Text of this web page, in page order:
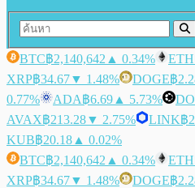
BTC฿2,140,642 ▲ 0.34% ETH
XRP฿34.67▼ 1.48% DOGE฿
0.77%
ADA฿6.69 ▲ 5.73%
AVAX฿213.28▼ 2.75% LINK฿
KUB฿20.18 ▲ 0.02%
BTC฿2,140,642 ▲ 0.34% ETH
XRP฿34.67▼ 1.48% DOGE฿